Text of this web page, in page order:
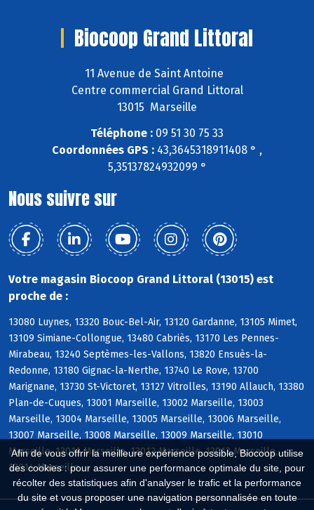
Afin de vous offrir la meilleure expérience possible, Biocoop utilise
des cookies : pour assurer une performance optimale du site, pour
récolter des statistiques afin d'analyser le trafic et la performance
du site et vous proposer une navigation personnalisée en toute
Biocoop Grand Littoral
11 Avenue de Saint Antoine
Centre commercial Grand Littoral
13015 Marseille
Téléphone : 09 51 30 75 33
Coordonnées GPS : 43,3645318911408 ° ,
5,35137824932099 °
Nous suivre sur
Votre magasin Biocoop Grand Littoral (13015) est
proche de :
13080 Luynes, 13320 Bouc-Bel-Air, 13120 Gardanne, 13105 Mimet,
13109 Simiane-Collongue, 13480 Cabriès, 13170 Les Pennes-
Mirabeau, 13240 Septèmes-les-Vallons, 13820 Ensuès-la-
Redonne, 13180 Gignac-la-Nerthe, 13740 Le Rove, 13700
Marignane, 13730 St-Victoret, 13127 Vitrolles, 13190 Allauch, 13380
Plan-de-Cuques, 13001 Marseille, 13002 Marseille, 13003
Marseille, 13004 Marseille, 13005 Marseille, 13006 Marseille,
13007 Marseille, 13008 Marseille, 13009 Marseille, 13010
Marseille, 13011 Marseille, 13012 Marseille, 13013 Marseille,
13014 Marseille